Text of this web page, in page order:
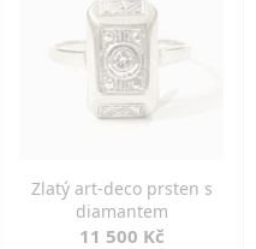
Zlatý art-deco prsten s
diamantem
11 500 Kč